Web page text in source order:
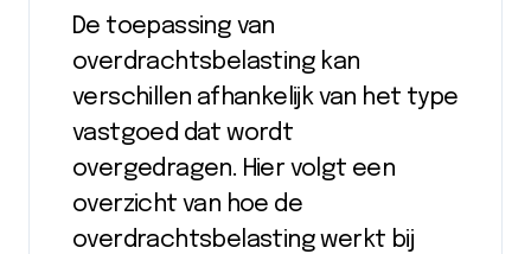
De toepassing van
overdrachtsbelasting kan
verschillen afhankelijk van het type
vastgoed dat wordt
overgedragen. Hier volgt een
overzicht van hoe de
overdrachtsbelasting werkt bij